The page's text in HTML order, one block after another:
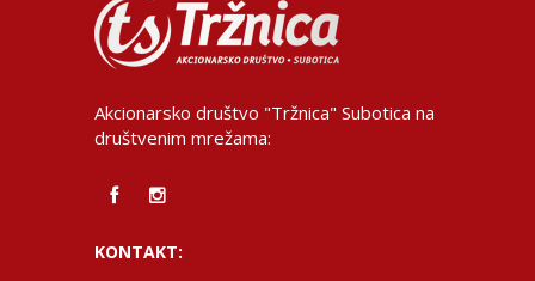
Akcionarsko društvo "Tržnica" Subotica na
društvenim mrežama:
KONTAKT: